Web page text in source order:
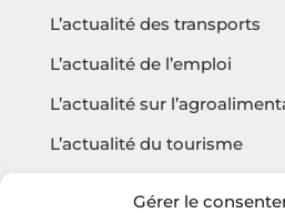
Gérer le
L’actualité des transports
L’actualité de l’emploi
L’actualité sur
L’actualité du tourisme